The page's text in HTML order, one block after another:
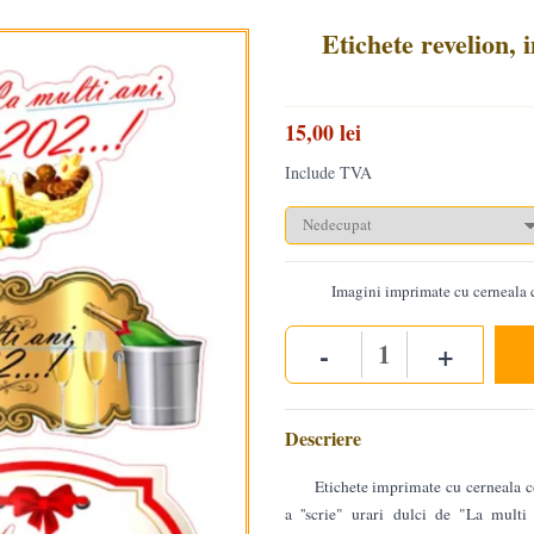
Etichete revelion,
15,00 lei
Include TVA
Imagini imprimate cu
- Quantity
+
Descriere
Etichete imprimate cu cerneala
a ''scrie" urari dulci de "La multi